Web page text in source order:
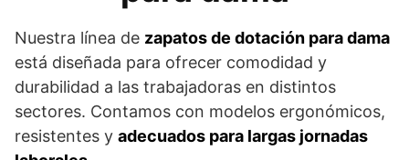
Nuestra línea de zapatos de dotación para dama
está diseñada para ofrecer comodidad y
durabilidad a las trabajadoras en distintos
sectores. Contamos con modelos ergonómicos,
resistentes y adecuados para largas jornadas